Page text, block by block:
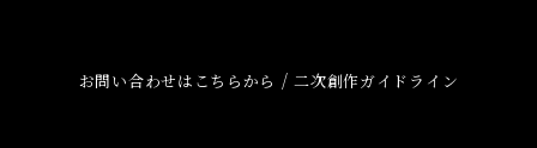
お問い合わせはこちらから /二次創作ガイドライン